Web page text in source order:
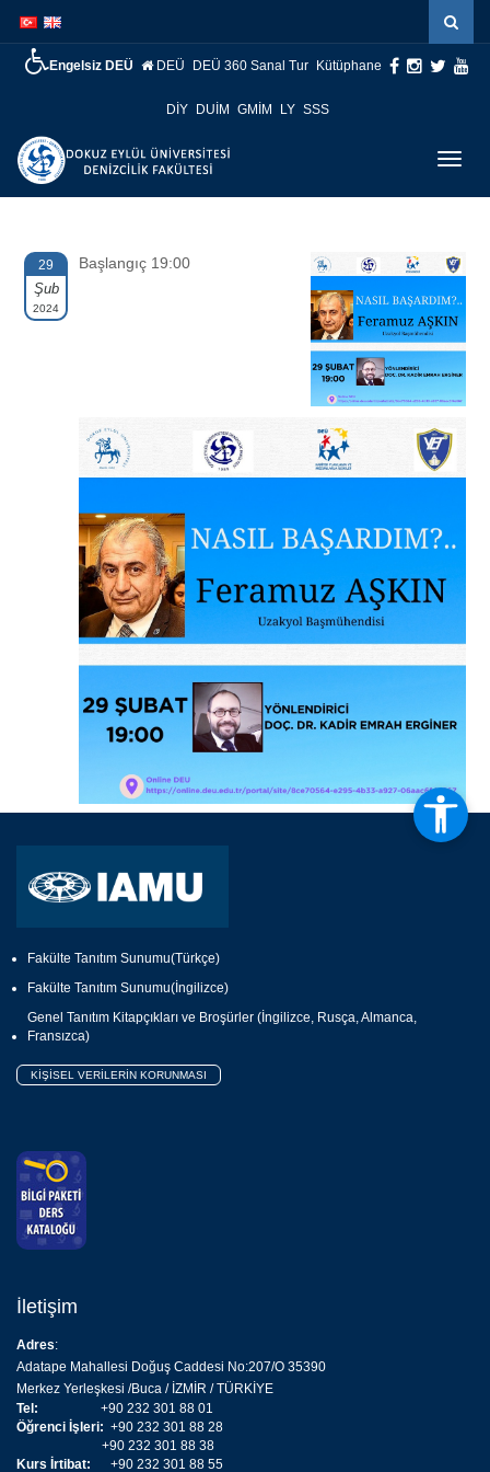
atla
atla
Engelsiz DEÜ DEÜ DEÜ 360 Sanal Tur Kütüphane
DİY DUİM GMİM LY SSS
29
Şub
2024
Başlangıç 19:00
Fakülte Tanıtım Sunumu(Türkçe)
Fakülte Tanıtım Sunumu(İngilizce)
Genel Tanıtım Kitapçıkları ve Broşürler (İngilizce, Rusça, Almanca,
Fransızca)
KİŞİSEL VERİLERİN KORUNMASI
İletişim
Adres:
Adatape Mahallesi Doğuş Caddesi No:207/O 35390
Merkez Yerleşkesi /Buca / İZMİR / TÜRKİYE
Tel:
+90 232 301 88 01
Öğrenci İşleri: +90 232 301 88 28
+90 232 301 88 38
Kurs İrtibat:
+90 232 301 88 55